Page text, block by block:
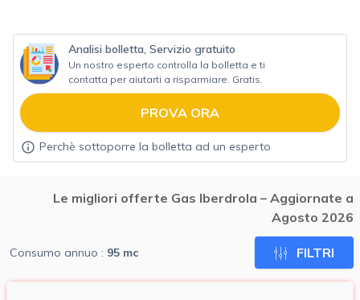
Analisi bolletta, Servizio gratuito
Un nostro esperto controlla la bolletta e ti
contatta per aiutarti a risparmiare. Gratis.
PROVA ORA
Perchè sottoporre la bolletta ad un esperto
Le migliori offerte Gas Iberdrola – Aggiornate a
Agosto 2026
Consumo annuo : 95 mc FILTRI